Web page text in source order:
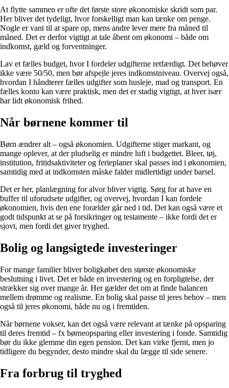
At flytte sammen er ofte det første store økonomiske skridt som par.
Her bliver det tydeligt, hvor forskelligt man kan tænke om penge.
Nogle er vant til at spare op, mens andre lever mere fra måned til
måned. Det er derfor vigtigt at tale åbent om økonomi – både om
indkomst, gæld og forventninger.
Lav et fælles budget, hvor I fordeler udgifterne retfærdigt. Det behøver
ikke være 50/50, men bør afspejle jeres indkomstniveau. Overvej også,
hvordan I håndterer fælles udgifter som husleje, mad og transport. En
fælles konto kan være praktisk, men det er stadig vigtigt, at hver især
har lidt økonomisk frihed.
Når børnene kommer til
Børn ændrer alt – også økonomien. Udgifterne stiger markant, og
mange oplever, at der pludselig er mindre luft i budgettet. Bleer, tøj,
institution, fritidsaktiviteter og ferieplaner skal passes ind i økonomien,
samtidig med at indkomsten måske falder midlertidigt under barsel.
Det er her, planlægning for alvor bliver vigtig. Sørg for at have en
buffer til uforudsete udgifter, og overvej, hvordan I kan fordele
økonomien, hvis den ene forælder går ned i tid. Det kan også være et
godt tidspunkt at se på forsikringer og testamente – ikke fordi det er
sjovt, men fordi det giver tryghed.
Bolig og langsigtede investeringer
For mange familier bliver boligkøbet den største økonomiske
beslutning i livet. Det er både en investering og en forpligtelse, der
strækker sig over mange år. Her gælder det om at finde balancen
mellem drømme og realisme. En bolig skal passe til jeres behov – men
også til jeres økonomi, både nu og i fremtiden.
Når børnene vokser, kan det også være relevant at tænke på opsparing
til deres fremtid – fx børneopsparing eller investering i fonde. Samtidig
bør du ikke glemme din egen pension. Det kan virke fjernt, men jo
tidligere du begynder, desto mindre skal du lægge til side senere.
Fra forbrug til tryghed